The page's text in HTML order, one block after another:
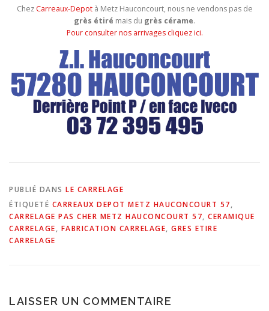
Chez Carreaux-Depot à Metz Hauconcourt, nous ne vendons pas de
grès étiré mais du grès cérame.
Pour consulter nos arrivages cliquez ici.
PUBLIÉ DANS LE CARRELAGE
ÉTIQUETÉ CARREAUX DEPOT METZ HAUCONCOURT 57,
CARRELAGE PAS CHER METZ HAUCONCOURT 57, CERAMIQUE
CARRELAGE, FABRICATION CARRELAGE, GRES ETIRE
CARRELAGE
LAISSER UN COMMENTAIRE